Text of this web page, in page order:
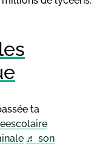
ta
♬ son